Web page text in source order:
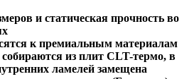
и статическая прочность во
к премиальным материалам
из плит CLT-термо, в
ламелей замещена